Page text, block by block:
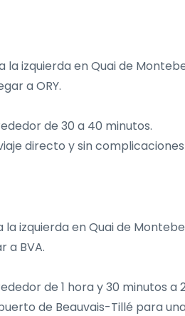
izquierda en Quai de
a ORY.
de 30 a 40 minutos.
directo y sin
izquierda en Quai de
a BVA.
de 1 hora y 30 minutos a
de Beauvais-Tillé para